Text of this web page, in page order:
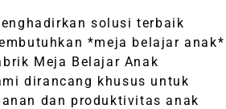
solusi terbaik
*meja belajar anak*
Meja Belajar Anak
dirancang khusus untuk
dan produktivitas anak